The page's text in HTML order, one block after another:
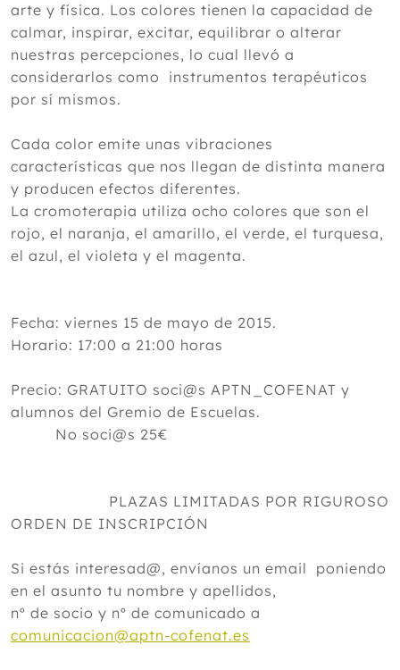
arte y física. Los colores tienen la capacidad de
calmar, inspirar, excitar, equilibrar o alterar
nuestras percepciones, lo cual llevó a
considerarlos como instrumentos terapéuticos
por sí mismos.
Cada color emite unas vibraciones
características que nos llegan de distinta manera
y producen efectos diferentes.
La cromoterapia utiliza ocho colores que son el
rojo, el naranja, el amarillo, el verde, el turquesa,
el azul, el violeta y el magenta.
Fecha: viernes 15 de mayo de 2015.
Horario: 17:00 a 21:00 horas
Precio: GRATUITO soci@s APTN_COFENAT y
alumnos del Gremio de Escuelas.
No soci@s 25€
PLAZAS LIMITADAS POR RIGUROSO
ORDEN DE INSCRIPCIÓN
Si estás interesad@, envíanos un email poniendo
en el asunto tu nombre y apellidos,
nº de socio y nº de comunicado a
comunicacion@aptn-cofenat.es